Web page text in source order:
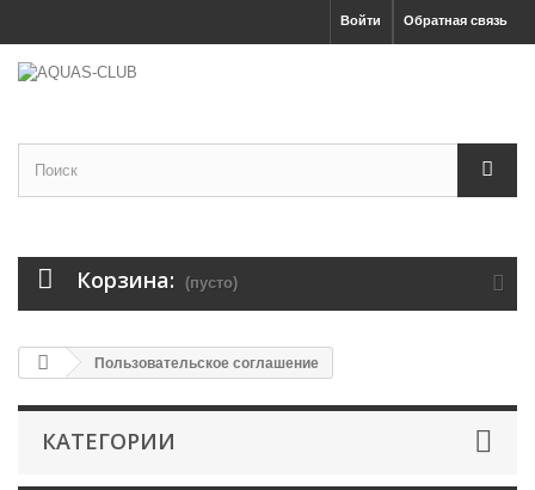
Обратная связь
Войти
Корзина: (пусто)
Пользовательское соглашение
КАТЕГОРИИ